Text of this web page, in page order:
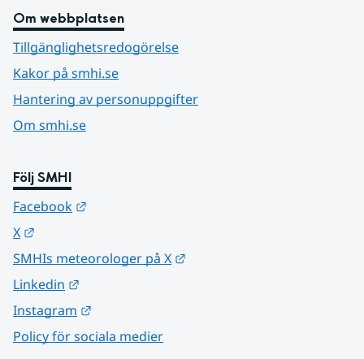
Om webbplatsen
Tillgänglighetsredogörelse
Kakor på smhi.se
Hantering av personuppgifter
Om smhi.se
Följ SMHI
Facebook
X
SMHIs meteorologer på X
Linkedin
Instagram
Policy för sociala medier